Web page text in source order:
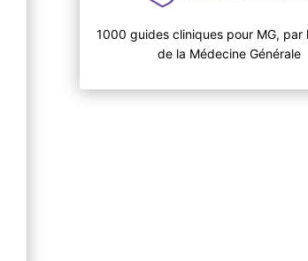
1000 guides cliniques pour MG, par
de la Médecine Générale